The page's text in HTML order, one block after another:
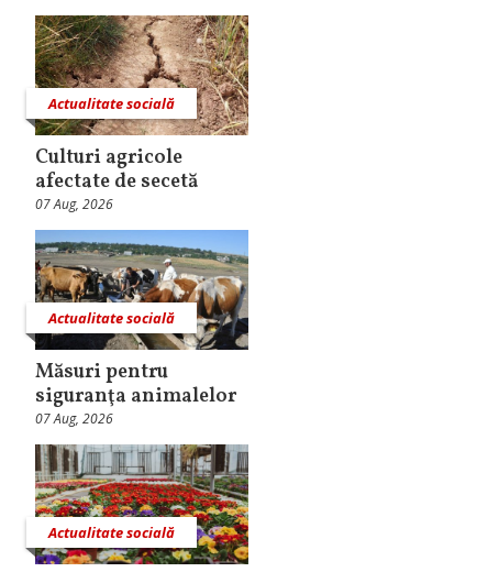
Actualitate socială
Culturi agricole
afectate de secetă
07 Aug, 2026
Actualitate socială
Măsuri pentru
siguranţa animalelor
07 Aug, 2026
Actualitate socială